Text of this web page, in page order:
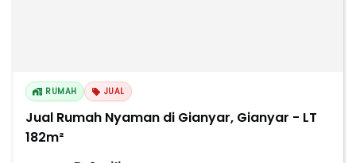
RUMAH JUAL
Jual Rumah Nyaman di Gianyar, Gianyar - LT
182m²